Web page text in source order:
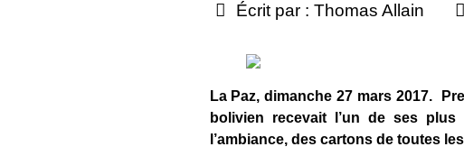
Écrit par : Thomas Allain
La Paz, dimanche 27 mars 2017.
bolivien recevait l’un de ses
l’ambiance, des cartons de toutes